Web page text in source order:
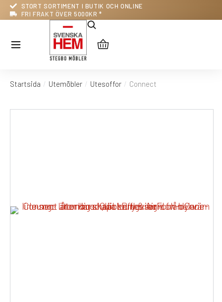
STORT SORTIMENT I BUTIK OCH ONLINE
FRI FRAKT ÖVER 5000KR *
Du är här:
Startsida Utemöbler Utesoffor Connect